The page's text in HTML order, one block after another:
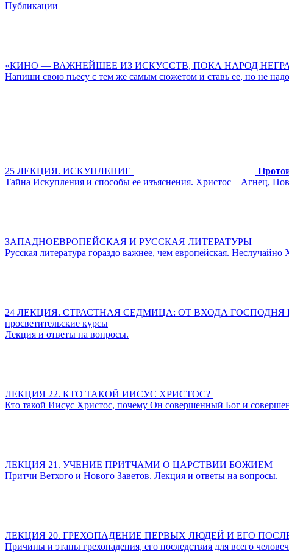
Публикации
«КИНО — ВАЖНЕЙШЕЕ ИЗ ИСКУССТВ, ПОКА НАРОД
Напиши свою пьесу с тем же самым сюжетом и ставь ее, но не
25 ЛЕКЦИЯ. ИСКУПЛЕНИЕ
Тайна Искупления и способы ее изъяснения. Христос – Агнец,
ЗАПАДНОЕВРОПЕЙСКАЯ И РУССКАЯ ЛИТЕРАТУРЫ
Русская литература гораздо важнее, чем европейская.
24 ЛЕКЦИЯ. СТРАСТНАЯ СЕДМИЦА: ОТ ВХОДА
просветительские курсы
Лекция и ответы на вопросы.
ЛЕКЦИЯ 22. КТО ТАКОЙ ИИСУС ХРИСТОС?
Кто такой Иисус Христос, почему Он совершенный Бог и
ЛЕКЦИЯ 21. УЧЕНИЕ ПРИТЧАМИ О ЦАРСТВИИ БОЖИЕМ
Притчи Ветхого и Нового Заветов. Лекция и ответы на вопросы.
ЛЕКЦИЯ 20. ГРЕХОПАДЕНИЕ ПЕРВЫХ ЛЮДЕЙ И ЕГО
Причины и этапы грехопадения, его последствия для всего